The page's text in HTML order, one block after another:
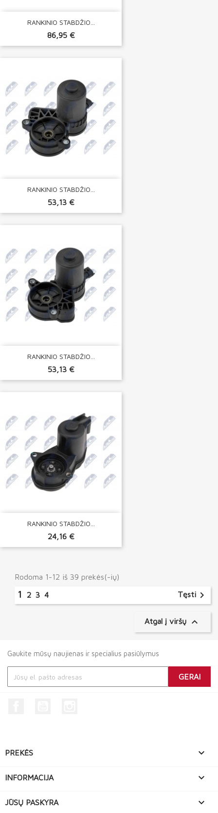
RANKINIO STABDŽIO...
86,95 €
RANKINIO STABDŽIO...
53,13 €
RANKINIO STABDŽIO...
53,13 €
RANKINIO STABDŽIO...
24,16 €
Rodoma 1-12 iš 39 prekės(-ių)
1 2 3 4 Tęsti 
Atgal į viršų 
Gaukite mūsų naujienas ir specialius pasiūlymus
PREKĖS 
INFORMACIJA 
JŪSŲ PASKYRA 